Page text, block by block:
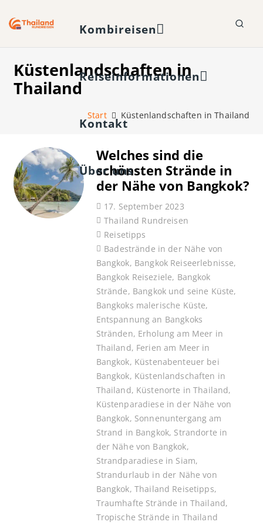
Kombireisen
Reiseinformationen
Kontakt
Über uns
Küstenlandschaften in
Thailand
Start Küstenlandschaften in Thailand
Welches sind die
schönsten Strände in
der Nähe von Bangkok?
17. September 2023
Thailand Rundreisen
Reisetipps
Badestrände in der Nähe von
Bangkok, Bangkok Reiseerlebnisse,
Bangkok Reiseziele, Bangkok
Strände, Bangkok und seine Küste,
Bangkoks malerische Küste,
Entspannung an Bangkoks
Stränden, Erholung am Meer in
Thailand, Ferien am Meer in
Bangkok, Küstenabenteuer bei
Bangkok, Küstenlandschaften in
Thailand, Küstenorte in Thailand,
Küstenparadiese in der Nähe von
Bangkok, Sonnenuntergang am
Strand in Bangkok, Strandorte in
der Nähe von Bangkok,
Strandparadiese in Siam,
Strandurlaub in der Nähe von
Bangkok, Thailand Reisetipps,
Traumhafte Strände in Thailand,
Tropische Strände in Thailand